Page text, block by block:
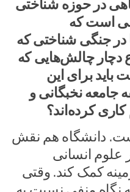
در حوزه شناختی
است که
در جنگی شناختی که
دچار چالش‌هایی که
باید برای این
جامعه نخبگانی و
کرده‌اند؟
دانشگاه هم نقش
علوم انسانی
کمک کند. وقتی